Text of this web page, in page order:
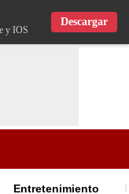
y IOS
Descargar
Entretenimiento